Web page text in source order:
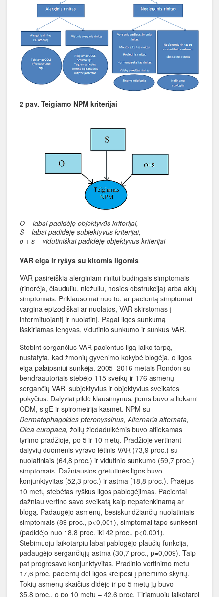
2 pav. Teigiamo NPM kriterijai
O – labai padidėję objektyvūs kriterijai,
S – labai padidėję subjektyvūs kriterijai,
o + s – vidutiniškai padidėję objektyvūs kriterijai
VAR eiga ir ryšys su kitomis ligomis
VAR pasireiškia alerginiam rinitui būdingais simptomais
(rinorėja, čiauduliu, niežuliu, nosies obstrukcija) arba akių
simptomais. Priklausomai nuo to, ar pacientą simptomai
vargina epizodiškai ar nuolatos, VAR skirstomas į
intermituojantį ir nuolatinį. Pagal ligos sunkumą
išskiriamas lengvas, vidutinio sunkumo ir sunkus VAR.
Stebint sergančius VAR pacientus ilgą laiko tarpą,
nustatyta, kad žmonių gyvenimo kokybė blogėja, o ligos
eiga palaipsniui sunkėja. 2005–2016 metais Rondon su
bendraautoriais stebėjo 115 sveikų ir 176 asmenų,
sergančių VAR, subjektyvius ir objektyvius sveikatos
pokyčius. Dalyviai pildė klausimynus, jiems buvo atliekami
ODM, sIgE ir spirometrija kasmet. NPM su
Dermatophagoides pteronyssinus, Alternaria alternata,
Olea europaea, žolių žiedadulkėmis buvo atliekamas
tyrimo pradžioje, po 5 ir 10 metų. Pradžioje vertinant
dalyvių duomenis vyravo lėtinis VAR (73,9 proc.) su
nuolatiniais (64,8 proc.) ir vidutinio sunkumo (59,7 proc.)
simptomais. Dažniausios gretutinės ligos buvo
konjunktyvitas (52,3 proc.) ir astma (18,8 proc.). Praėjus
10 metų stebėtas ryškus ligos pablogėjimas. Pacientai
dažniau vertino savo sveikatą kaip nepatenkinamą ar
blogą. Padaugėjo asmenų, besiskundžiančių nuolatiniais
simptomais (89 proc., p<0,001), simptomai tapo sunkesni
(padidėjo nuo 18,8 proc. iki 42 proc., p<0,001).
Stebimuoju laikotarpiu labai pablogėjo plaučių funkcija,
padaugėjo sergančiųjų astma (30,7 proc., p=0,009). Taip
pat progresavo konjunktyvitas. Pradinio vertinimo metu
17,6 proc. pacientų dėl ligos kreipėsi į priėmimo skyrių.
Tokių asmenų skaičius didėjo ir po 5 metų jų buvo
35,8 proc., o po 10 metų – 42,6 proc. Tiriamuoju laikotarpi